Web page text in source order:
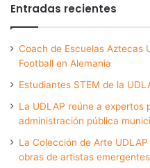
Entradas recientes
Coach de Escuelas Aztecas
Football en Alemania
Estudiantes STEM de la
La UDLAP reúne a expertos
administración pública
La Colección de Arte
obras de artistas